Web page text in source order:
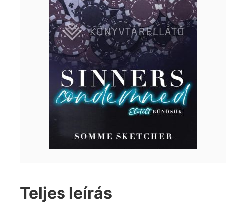
Teljes leírás